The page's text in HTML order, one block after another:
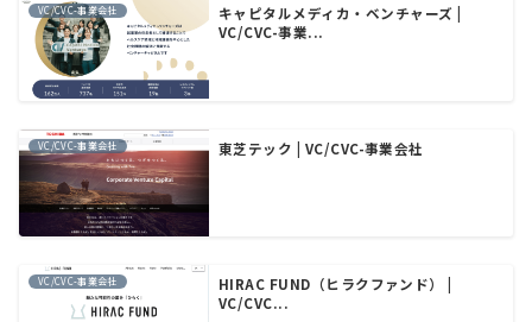
VC/CVC-事業会社
キャピタルメディカ・ベンチャーズ |
VC/CVC-事業...
VC/CVC-事業会社 東芝テック | VC/CVC-事業会社
VC/CVC-事業会社
HIRAC FUND（ヒラクファンド） |
VC/CVC...